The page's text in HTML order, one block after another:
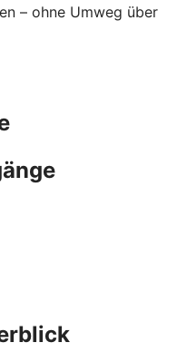
– ohne Umweg über